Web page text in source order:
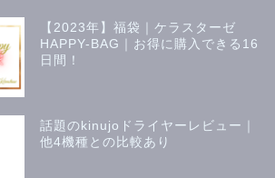
【2023年】福袋｜ケラスターゼ
HAPPY-BAG｜お得に購入できる16
日間！
話題のkinujoドライヤーレビュー｜
他4機種との比較あり